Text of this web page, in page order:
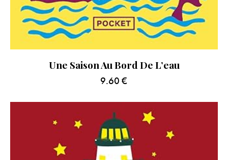
Une Saison Au Bord De L’eau
9.60 €